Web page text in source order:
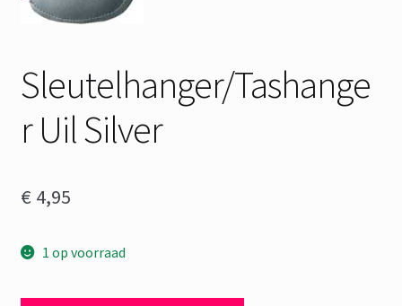
Sleutelhanger/Tashange
r Uil Silver
€ 4,95
1 op voorraad